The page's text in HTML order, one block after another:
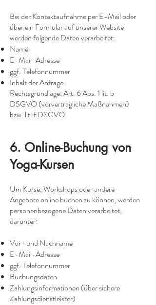
Bei der Kontaktaufnahme per E-Mail oder
über ein Formular auf unserer Website
werden folgende Daten verarbeitet:
Name
E-Mail-Adresse
ggf. Telefonnummer
Inhalt der Anfrage
Rechtsgrundlage: Art. 6 Abs. 1 lit. b
DSGVO (vorvertragliche Maßnahmen)
bzw. lit. f DSGVO.
6. Online-Buchung von
Yoga-Kursen
Um Kurse, Workshops oder andere
Angebote online buchen zu können, werden
personenbezogene Daten verarbeitet,
darunter:
Vor- und Nachname
E-Mail-Adresse
ggf. Telefonnummer
Buchungsdaten
Zahlungsinformationen (über sichere
Zahlungsdienstleister)